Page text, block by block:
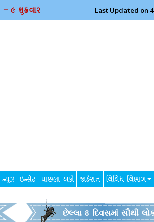
૯ શુક્રવાર Last Updated on
ન્યૂઝ ઇન્સેટ પાછલા અંકો જાહેરાત વિવિધ વિભાગ
છેલ્લા 8 દિવસમાં સૌથી